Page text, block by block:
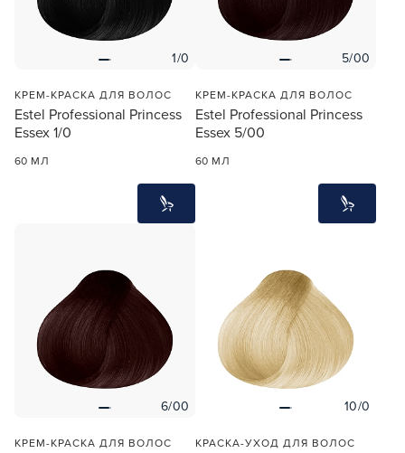
1/0
КРЕМ-КРАСКА ДЛЯ ВОЛОС
Estel Professional Princess
Essex 1/0
60 МЛ
5/00
КРЕМ-КРАСКА ДЛЯ ВОЛОС
Estel Professional Princess
Essex 5/00
60 МЛ
6/00
КРЕМ-КРАСКА ДЛЯ ВОЛОС
10/0
КРАСКА-УХОД ДЛЯ ВОЛОС
ПРОДОЛЖУ ЗДЕСЬ